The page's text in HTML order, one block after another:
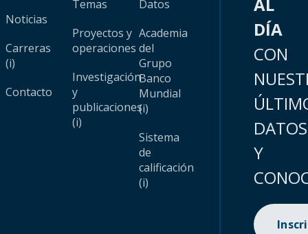
Noticias
Carreras
(i)
Contacto
Temas
Proyectos y
operaciones
Investigación
y
publicaciones
(i)
Datos
Academia
del
Grupo
Banco
Mundial
(i)
Sistema
de
calificación
(i)
DÍA
CON
DATOS
Y